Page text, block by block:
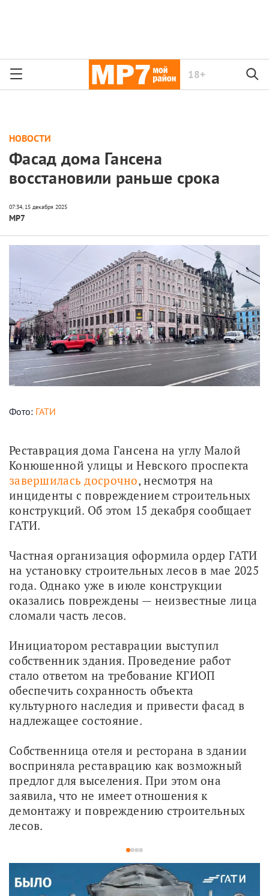
18+
НОВОСТИ
Фасад дома Гансена
восстановили раньше срока
МР7
Фото: ГАТИ
Реставрация дома Гансена на углу Малой
завершилась досрочно, несмотря на
инциденты с повреждением строительных
конструкций. Об этом 15 декабря сообщает
ГАТИ.
Частная организация оформила ордер ГАТИ
на установку строительных лесов в мае 2025
года. Однако уже в июле конструкции
оказались повреждены — неизвестные лица
сломали часть лесов.
Инициатором реставрации выступил
собственник здания. Проведение работ
стало ответом на требование КГИОП
обеспечить сохранность объекта
культурного наследия и привести фасад в
надлежащее состояние.
Собственница отеля и ресторана в здании
восприняла реставрацию как возможный
предлог для выселения. При этом она
заявила, что не имеет отношения к
демонтажу и повреждению строительных
лесов.
1234